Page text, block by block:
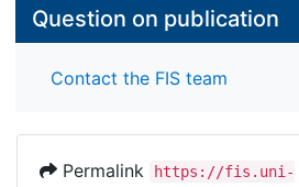
Question on publication
Contact the FIS team
Permalink
https://fis.uni-